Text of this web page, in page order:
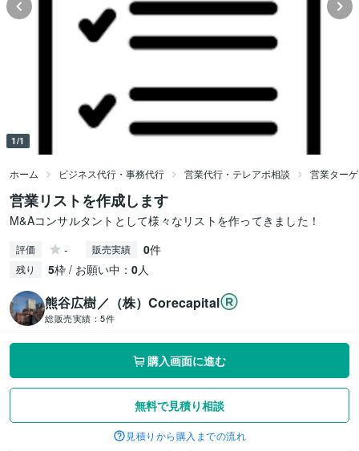
1/1
ホーム ビジネス代行・事務代行 営業代行・テレアポ相談 営業ター
営業リストを作成します
M&Aコンサルタントとして様々なリストを作ってきました！
評価 - 販売実績 0件
残り 5枠 / お願い中： 0人
熊谷広樹／（株）Corecapital
総販売実績： 5件
購入画面に進む
無料で見積り相談
見積りから購入までの流れ